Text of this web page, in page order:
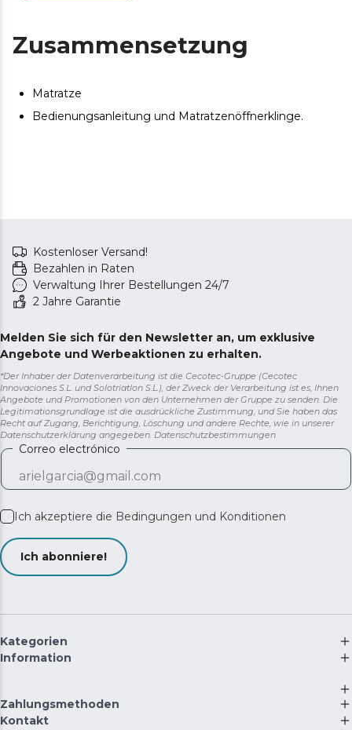
Zusammensetzung
Matratze
Bedienungsanleitung und Matratzenöffnerklinge.
Kostenloser Versand!
Bezahlen in Raten
Verwaltung Ihrer Bestellungen 24/7
2 Jahre Garantie
Melden Sie sich für den Newsletter an, um exklusive
Angebote und Werbeaktionen zu erhalten.
*Der Inhaber der Datenverarbeitung ist die Cecotec-Gruppe (Cecotec
Innovaciones S.L. und Solotriatlon S.L.), der Zweck der Verarbeitung ist es, Ihnen
Angebote und Promotionen von den Unternehmen der Gruppe zu senden. Die
Legitimationsgrundlage ist die ausdrückliche Zustimmung, und Sie haben das
Recht auf Zugang, Berichtigung, Löschung und andere Rechte, wie in unserer
Datenschutzerklärung angegeben. Datenschutzbestimmungen
Correo electrónico
Ich akzeptiere die Bedingungen und Konditionen
Ich abonniere!
Kategorien
Information
Zahlungsmethoden
Kontakt